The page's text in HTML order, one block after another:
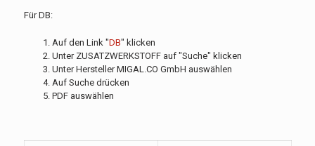
Für DB:
Auf den Link "DB" klicken
Unter ZUSATZWERKSTOFF auf "Suche" klicken
Unter Hersteller MIGAL.CO GmbH auswählen
Auf Suche drücken
PDF auswählen